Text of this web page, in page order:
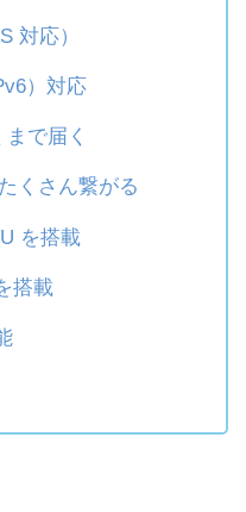
対応）
）対応
で届く
くさん繋がる
を搭載
搭載